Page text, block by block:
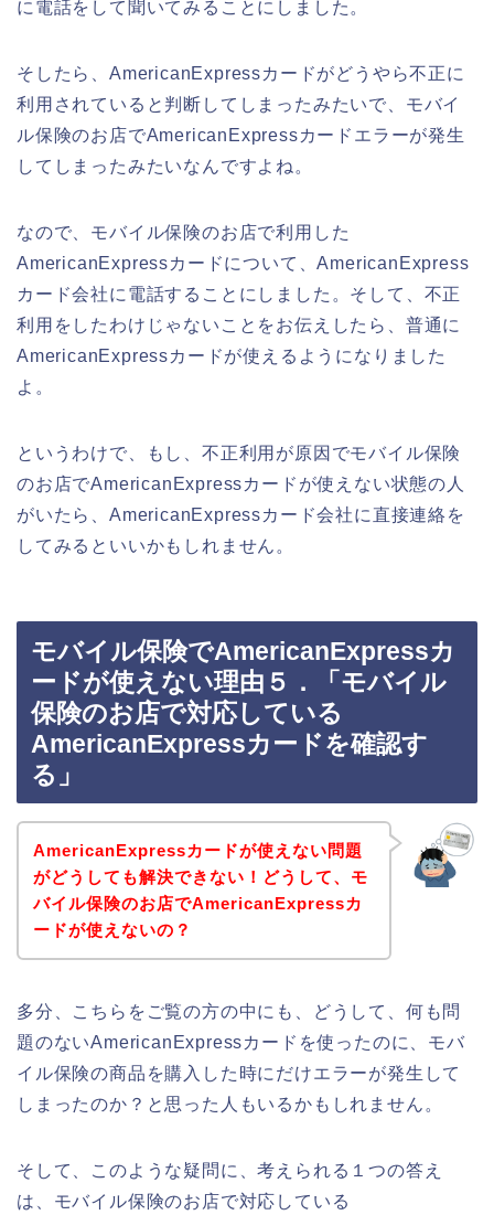
に電話をして聞いてみることにしました。
そしたら、AmericanExpressカードがどうやら不正に
利用されていると判断してしまったみたいで、モバイ
ル保険のお店でAmericanExpressカードエラーが発生
してしまったみたいなんですよね。
なので、モバイル保険のお店で利用した
AmericanExpressカードについて、AmericanExpress
カード会社に電話することにしました。そして、不正
利用をしたわけじゃないことをお伝えしたら、普通に
AmericanExpressカードが使えるようになりました
よ。
というわけで、もし、不正利用が原因でモバイル保険
のお店でAmericanExpressカードが使えない状態の人
がいたら、AmericanExpressカード会社に直接連絡を
してみるといいかもしれません。
モバイル保険でAmericanExpressカ
ードが使えない理由５．「モバイル
保険のお店で対応している
AmericanExpressカードを確認す
る」
AmericanExpressカードが使えない問題
がどうしても解決できない！どうして、モ
バイル保険のお店でAmericanExpressカ
ードが使えないの？
多分、こちらをご覧の方の中にも、どうして、何も問
題のないAmericanExpressカードを使ったのに、モバ
イル保険の商品を購入した時にだけエラーが発生して
しまったのか？と思った人もいるかもしれません。
そして、このような疑問に、考えられる１つの答え
は、モバイル保険のお店で対応している